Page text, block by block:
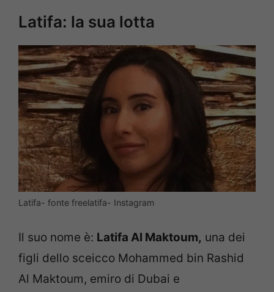
Latifa: la sua lotta
Latifa- fonte freelatifa- Instagram
Il suo nome è: Latifa Al Maktoum, una dei
figli dello sceicco Mohammed bin Rashid
Al Maktoum, emiro di Dubai e